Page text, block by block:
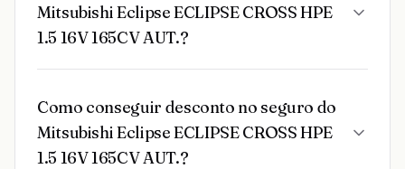
Mitsubishi Eclipse ECLIPSE CROSS HPE
1.5 16V 165CV AUT.?
Como conseguir desconto no seguro do
Mitsubishi Eclipse ECLIPSE CROSS HPE
1.5 16V 165CV AUT.?